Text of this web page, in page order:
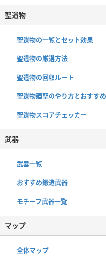
聖遺物
聖遺物の一覧とセット効果
聖遺物の厳選方法
聖遺物の回収ルート
聖遺物廻聖のやり方とおすすめ
聖遺物スコアチェッカー
武器
武器一覧
おすすめ鍛造武器
モチーフ武器一覧
マップ
全体マップ